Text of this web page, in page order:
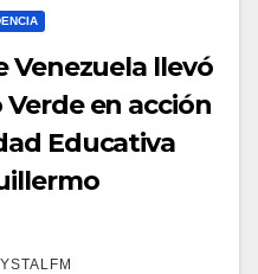
Venezuela llevó
en acción
Educativa